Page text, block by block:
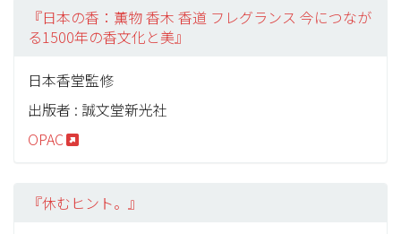
『日本の香：薫物 香木 香道 フレグランス 今につなが
る1500年の香文化と美』
日本香堂監修
出版者 : 誠文堂新光社
OPAC
『休むヒント。』